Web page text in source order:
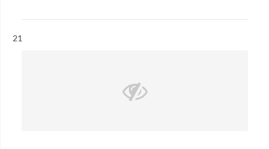
Résultat n°
21